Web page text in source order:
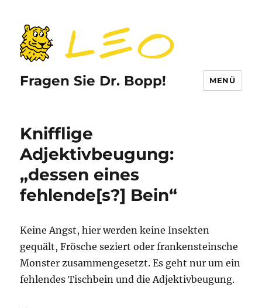
Fragen Sie Dr. Bopp! MENÜ
Knifflige
Adjektivbeugung:
„dessen eines
fehlende[s?] Bein“
Keine Angst, hier werden keine Insekten
gequält, Frösche seziert oder frankensteinsche
Monster zusammengesetzt. Es geht nur um ein
fehlendes Tischbein und die Adjektivbeugung.